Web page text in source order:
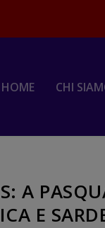
HOME CHI
A
E